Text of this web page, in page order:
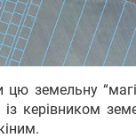
земельну
із керівником